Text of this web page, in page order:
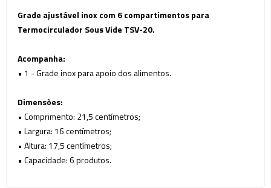
Grade ajustável inox com 6 compartimentos para
Termocirculador Sous Vide TSV-20.
Acompanha:
• 1 - Grade inox para apoio dos alimentos.
Dimensões:
• Comprimento: 21,5 centímetros;
• Largura: 16 centímetros;
• Altura: 17,5 centímetros;
• Capacidade: 6 produtos.